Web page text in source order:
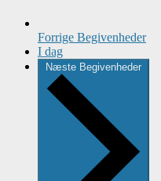
Forrige Begivenheder
I dag
Næste Begivenheder